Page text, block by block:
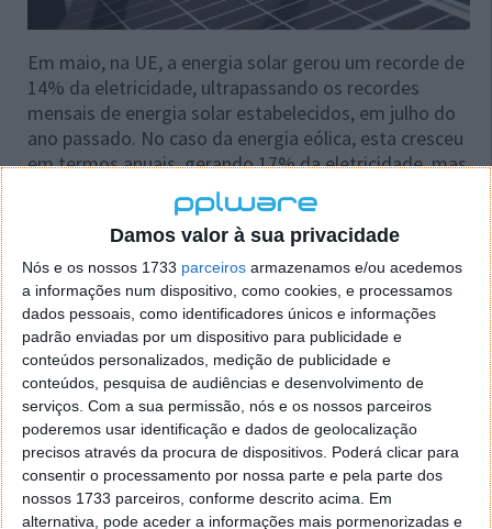
Damos valor à sua privacidade
Nós e os nossos 1733 parceiros armazenamos e/ou acedemos
a informações num dispositivo, como cookies, e processamos
dados pessoais, como identificadores únicos e informações
padrão enviadas por um dispositivo para publicidade e
conteúdos personalizados, medição de publicidade e
conteúdos, pesquisa de audiências e desenvolvimento de
serviços. Com a sua permissão, nós e os nossos parceiros
poderemos usar identificação e dados de geolocalização
precisos através da procura de dispositivos. Poderá clicar para
consentir o processamento por nossa parte e pela parte dos
nossos 1733 parceiros, conforme descrito acima. Em
alternativa, pode aceder a informações mais pormenorizadas e
Em maio, na UE, a energia solar gerou um recorde de
14% da eletricidade, ultrapassando os recordes
mensais de energia solar estabelecidos, em julho do
ano passado. No caso da energia eólica, esta cresceu
em termos anuais, gerando 17% da eletricidade, mas
registou um valor inferior ao recorde estabelecido,
em janeiro deste ano, quando produziu 23% da
eletricidade da UE.
O forte desempenho da energia eólica e solar
significou que a produção de carvão na UE
caiu para um mínimo mensal sem
precedentes, em maio, com apenas 10% da
eletricidade da UE proveniente da fonte mais
poluente.
Lê-se no artigo, publicado pelo Ember, no seu
website.